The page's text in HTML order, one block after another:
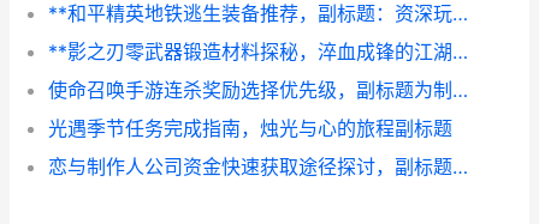
**和平精英地铁逃生装备推荐，副标题：资深玩家教你选装制胜**
**影之刃零武器锻造材料探秘，淬血成锋的江湖史诗，副标题为铁骨柔情与杀意熔铸之路**
使命召唤手游连杀奖励选择优先级，副标题为制胜节奏掌控之道
光遇季节任务完成指南，烛光与心的旅程副标题
恋与制作人公司资金快速获取途径探讨，副标题为资深玩家的深度思考与策略分析